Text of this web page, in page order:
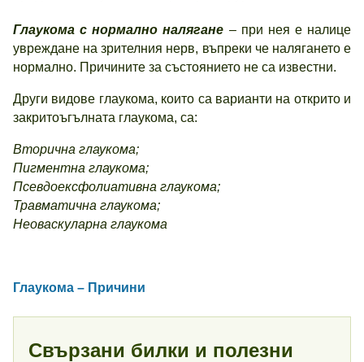
Глаукома с нормално налягане – при нея е налице
увреждане на зрителния нерв, въпреки че налягането е
нормално. Причините за състоянието не са известни.
Други видове глаукома, които са варианти на открито и
закритоъгълната глаукома, са:
Вторична глаукома;
Пигментна глаукома;
Псевдоексфолиативна глаукома;
Травматична глаукома;
Неоваскуларна глаукома
Глаукома – Причини
Свързани билки и полезни